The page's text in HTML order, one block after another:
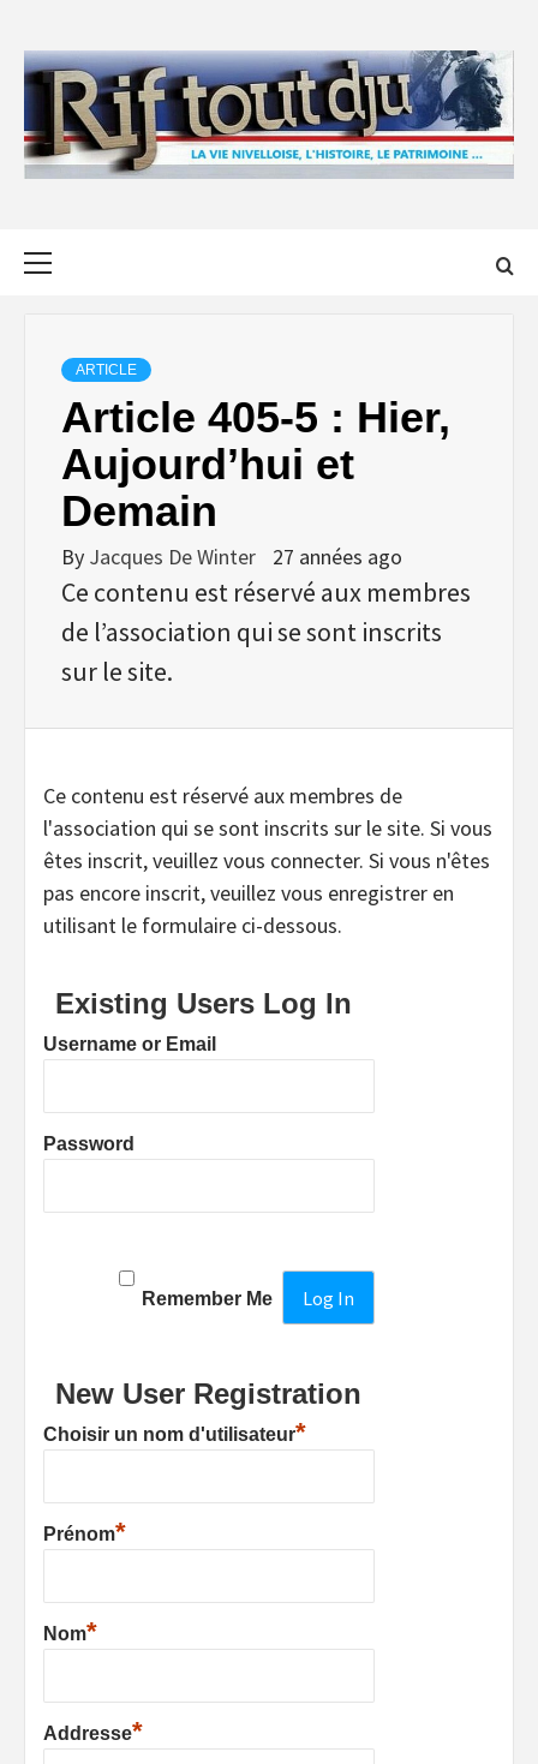
content
ARTICLE
Article 405-5 : Hier,
Aujourd’hui et
Demain
By Jacques De Winter 27 années ago
Ce contenu est réservé aux membres
de l’association qui se sont inscrits
sur le site.
Ce contenu est réservé aux membres de
l'association qui se sont inscrits sur le site. Si vous
êtes inscrit, veuillez vous connecter. Si vous n'êtes
pas encore inscrit, veuillez vous enregistrer en
utilisant le formulaire ci-dessous.
Existing Users Log In
Username or Email
Password
Remember Me
New User Registration
Choisir un nom d'utilisateur*
Prénom*
Nom*
Addresse*